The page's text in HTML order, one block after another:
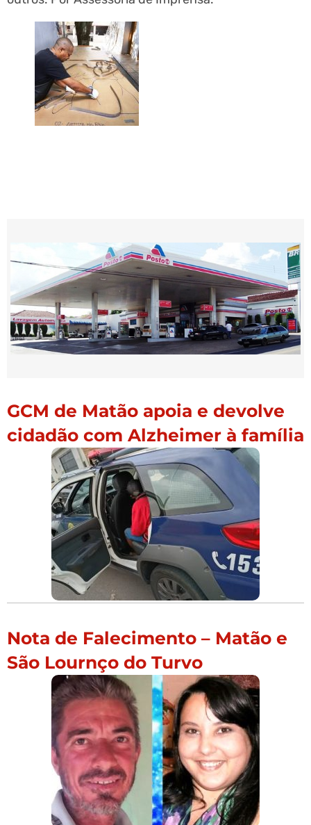
GCM de Matão apoia e devolve
cidadão com Alzheimer à família
Nota de Falecimento – Matão e
São Lournço do Turvo